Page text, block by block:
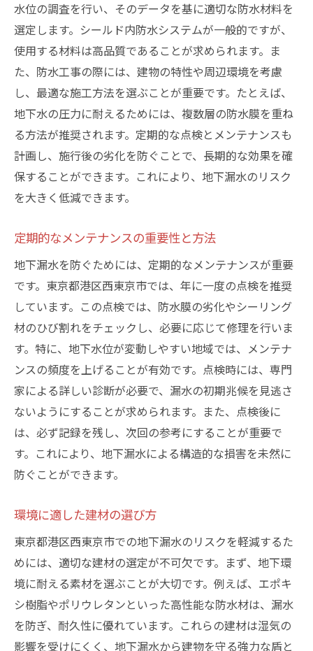
水位の調査を行い、そのデータを基に適切な防水材料を
選定します。シールド内防水システムが一般的ですが、
使用する材料は高品質であることが求められます。ま
た、防水工事の際には、建物の特性や周辺環境を考慮
し、最適な施工方法を選ぶことが重要です。たとえば、
地下水の圧力に耐えるためには、複数層の防水膜を重ね
る方法が推奨されます。定期的な点検とメンテナンスも
計画し、施行後の劣化を防ぐことで、長期的な効果を確
保することができます。これにより、地下漏水のリスク
を大きく低減できます。
定期的なメンテナンスの重要性と方法
地下漏水を防ぐためには、定期的なメンテナンスが重要
です。東京都港区西東京市では、年に一度の点検を推奨
しています。この点検では、防水膜の劣化やシーリング
材のひび割れをチェックし、必要に応じて修理を行いま
す。特に、地下水位が変動しやすい地域では、メンテナ
ンスの頻度を上げることが有効です。点検時には、専門
家による詳しい診断が必要で、漏水の初期兆候を見逃さ
ないようにすることが求められます。また、点検後に
は、必ず記録を残し、次回の参考にすることが重要で
す。これにより、地下漏水による構造的な損害を未然に
防ぐことができます。
環境に適した建材の選び方
東京都港区西東京市での地下漏水のリスクを軽減するた
めには、適切な建材の選定が不可欠です。まず、地下環
境に耐える素材を選ぶことが大切です。例えば、エポキ
シ樹脂やポリウレタンといった高性能な防水材は、漏水
を防ぎ、耐久性に優れています。これらの建材は湿気の
影響を受けにくく、地下漏水から建物を守る強力な盾と